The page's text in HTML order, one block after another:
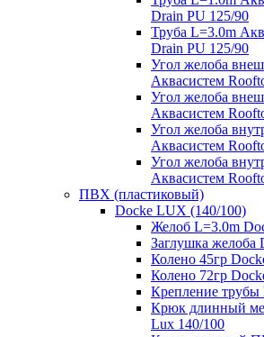
Drain PU 125/90
Труба L=3.0m
Drain PU 125/90
Угол желоба
Аквасистем
Угол желоба
Аквасистем
Угол желоба
Аквасистем
Угол желоба
Аквасистем
ПВХ (пластиковый)
Docke LUX (140/100)
Желоб L=3.0m
Заглушка желоба
Колено 45гр
Колено 72гр
Крепление трубы
Крюк длинный
Lux 140/100